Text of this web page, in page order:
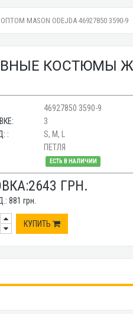
MASON ODEJDA 46927850 3590-9
КОСТЮМЫ
46927850 3590-9
3
:
S, M, L
ПЕТЛЯ
ЕСТЬ В НАЛИЧИИ
2643 ГРН.
881 грн.
КУПИТЬ